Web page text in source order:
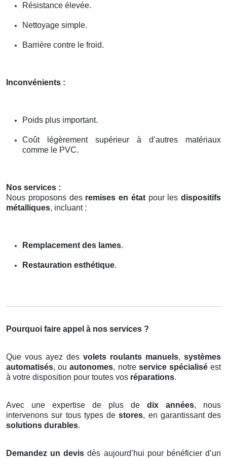
Résistance élevée.
Nettoyage simple.
Barrière contre le froid.
Inconvénients :
Poids plus important.
Coût légèrement supérieur à d’autres matériaux
comme le PVC.
Nos services :
Nous proposons des remises en étatpour les dispositifs
métalliques, incluant :
Remplacement des lames.
Restauration esthétique.
Pourquoi faire appel à nos services ?
Que vous ayez des volets roulants manuels, systèmes
automatisés, ouautonomes, notre service spécialiséest
à votre disposition pour toutes vos réparations.
Avec une expertise de plus de dix années, nous
intervenons sur tous types destores, en garantissant des
solutions durables.
Demandez un devis dès aujourd’hui pour bénéficier d’un